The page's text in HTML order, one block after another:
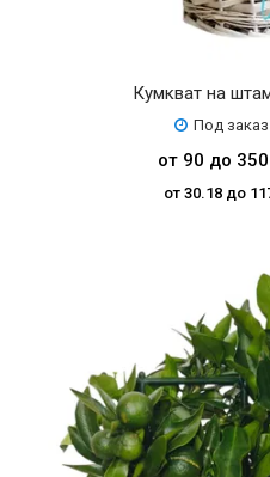
Кумкват на
Под
от 90 до
от 30.18 до